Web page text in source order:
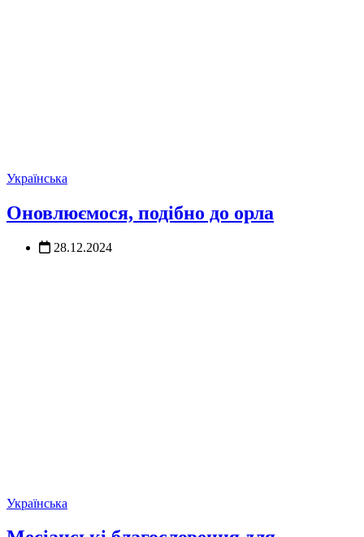
Українська
Оновлюємося, подібно до орла
28.12.2024
Українська